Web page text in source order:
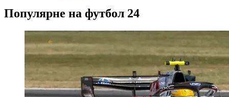
Популярне на футбол 24